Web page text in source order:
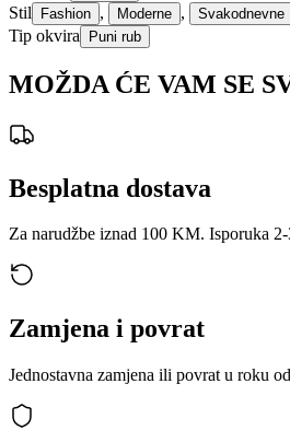
Stil Fashion , Moderne , Svakodnevne
Tip okvira Puni rub
MOŽDA ĆE VAM SE
Besplatna dostava
Za narudžbe iznad 100 KM. Isporuka 2-
Zamjena i povrat
Jednostavna zamjena ili povrat u roku